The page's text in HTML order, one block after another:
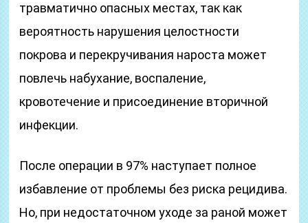
травматично опасных местах, так как
вероятность нарушения целостности
покрова и перекручивания нароста может
повлечь набухание, воспаление,
кровотечение и присоединение вторичной
инфекции.
После операции в 97% наступает полное
избавление от проблемы без риска рецидива.
Но, при недостаточном уходе за раной может